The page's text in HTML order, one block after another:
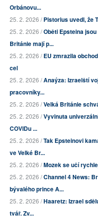
Orbánovu...
25. 2. 2026 /Pistorius uvedl, že
25. 2. 2026 /Oběti Epsteina
Británie mají p...
25. 2. 2026 /EU zmrazila
cel
25. 2. 2026 /Anaýza: Izraelští
pracovníky...
25. 2. 2026 /Velká Británie
25. 2. 2026 /Vyvinuta
COVIDu ...
25. 2. 2026 /Tak Epsteinovi
ve Velké Br...
25. 2. 2026 /Mozek se učí
25. 2. 2026 /Channel 4 News:
bývalého prince A...
25. 2. 2026 /Haaretz: Izrael
tvář. Zv...